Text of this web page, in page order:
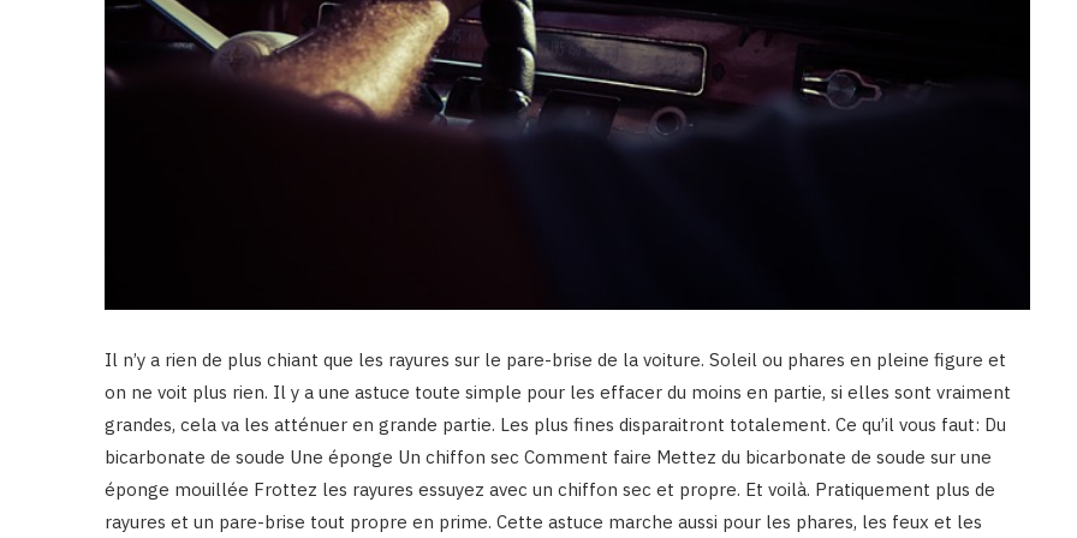
Il n’y a rien de plus chiant que les rayures sur le pare-brise de la voiture. Soleil ou phares en pleine figure et
on ne voit plus rien. Il y a une astuce toute simple pour les effacer du moins en partie, si elles sont vraiment
grandes, cela va les atténuer en grande partie. Les plus fines disparaitront totalement. Ce qu’il vous faut: Du
bicarbonate de soude Une éponge Un chiffon sec Comment faire Mettez du bicarbonate de soude sur une
éponge mouillée Frottez les rayures essuyez avec un chiffon sec et propre. Et voilà. Pratiquement plus de
rayures et un pare-brise tout propre en prime. Cette astuce marche aussi pour les phares, les feux et les